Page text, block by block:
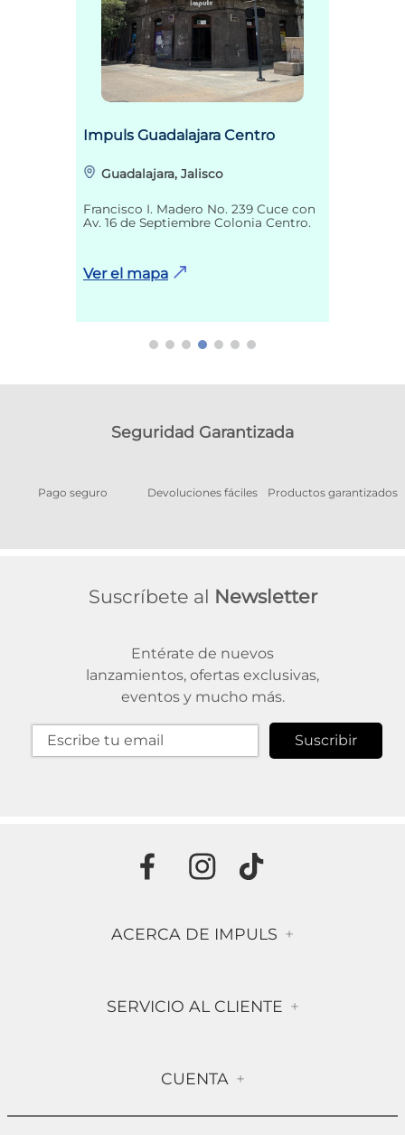
Impuls Guadalajara Centro
Guadalajara, Jalisco
Francisco I. Madero No. 239 Cuce con
Av. 16 de Septiembre Colonia Centro.
Ver el mapa
Seguridad Garantizada
Pago seguro Devoluciones fáciles Productos garantizados
Suscríbete al Newsletter
Entérate de nuevos
lanzamientos, ofertas exclusivas,
eventos y mucho más.
Suscribir
ACERCA DE IMPULS +
Contáctanos
Compra Segura
SERVICIO AL CLIENTE +
CUENTA +